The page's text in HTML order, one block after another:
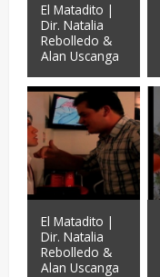
El Matadito |
Dir. Natalia
Rebolledo &
Alan Uscanga
El Matadito |
Dir. Natalia
Rebolledo &
Alan Uscanga